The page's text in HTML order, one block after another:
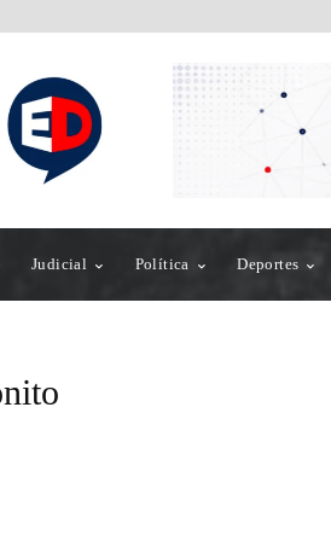
Judicial Política Deportes